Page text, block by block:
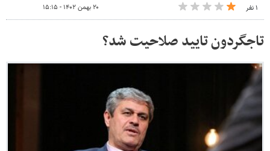
۱ نفر ۲۰ بهمن ۱۴۰۲ - ۱۵:۱۵
تاجگردون تایید صلاحیت شد؟